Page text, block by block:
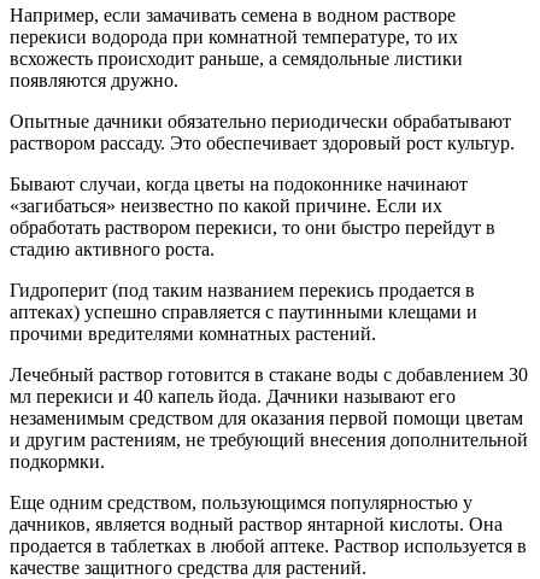
Например, если замачивать семена в водном растворе
перекиси водорода при комнатной температуре, то их
всхожесть происходит раньше, а семядольные листики
появляются дружно.
Опытные дачники обязательно периодически обрабатывают
раствором рассаду. Это обеспечивает здоровый рост культур.
Бывают случаи, когда цветы на подоконнике начинают
«загибаться» неизвестно по какой причине. Если их
обработать раствором перекиси, то они быстро перейдут в
стадию активного роста.
Гидроперит (под таким названием перекись продается в
аптеках) успешно справляется с паутинными клещами и
прочими вредителями комнатных растений.
Лечебный раствор готовится в стакане воды с добавлением 30
мл перекиси и 40 капель йода. Дачники называют его
незаменимым средством для оказания первой помощи цветам
и другим растениям, не требующий внесения дополнительной
подкормки.
Еще одним средством, пользующимся популярностью у
дачников, является водный раствор янтарной кислоты. Она
продается в таблетках в любой аптеке. Раствор используется в
качестве защитного средства для растений.